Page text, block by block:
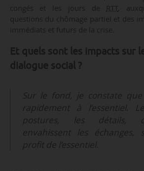
congés et les jours de RTT,
questions du chômage partiel et des
immédiats et futurs de la crise.
Et quels sont les impacts sur
dialogue social ?
Sur le fond, je constate que
rapidement à l’essentiel.
postures, les détails,
envahissent les échanges,
profit de l’essentiel.